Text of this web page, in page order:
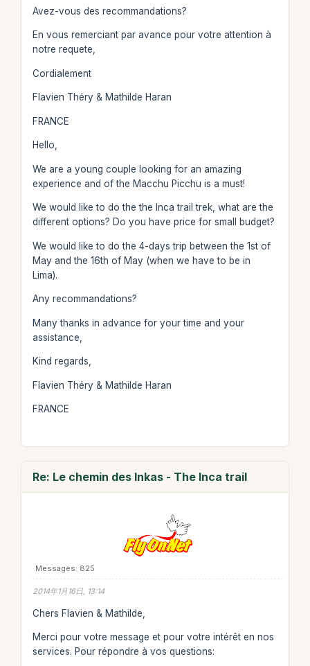
Avez-vous des recommandations?
En vous remerciant par avance pour votre attention à
notre requete,
Cordialement
Flavien Théry & Mathilde Haran
FRANCE
Hello,
We are a young couple looking for an amazing
experience and of the Macchu Picchu is a must!
We would like to do the the Inca trail trek, what are the
different options? Do you have price for small budget?
We would like to do the 4-days trip between the 1st of
May and the 16th of May (when we have to be in
Lima).
Any recommandations?
Many thanks in advance for your time and your
assistance,
Kind regards,
Flavien Théry & Mathilde Haran
FRANCE
Re: Le chemin des Inkas - The Inca trail
Messages: 825
2014年1月16日, 13:14
Chers Flavien & Mathilde,
Merci pour votre message et pour votre intérêt en nos
services. Pour répondre à vos questions: